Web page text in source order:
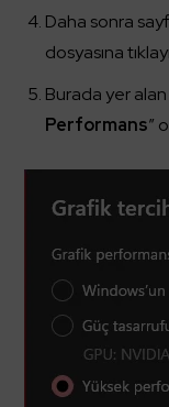
Daha sonra
dosyasına
Burada yer alan
Performans”